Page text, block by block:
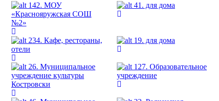
142. МОУ
«Краснояружская СОШ
№2»
41. для дома
234. Кафе, рестораны,
отели
19. для дома
26. Муниципальное
учреждение культуры
Костровски
127. Образовательное
учреждение